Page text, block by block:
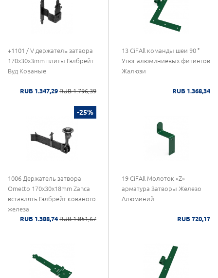
+1101 / V держатель затвора
170x30x3mm плиты Гэлбрейт
Вуд Кованые
RUB 1.347,29 RUB 1.796,39
13 CiFAll команды шеи 90 °
Утюг алюминиевых фитингов
Жалюзи
RUB 1.368,34
-25%
1006 Держатель затвора
Ometto 170x30x18mm Zanca
вставлять Гэлбрейт кованого
железа
RUB 1.388,74 RUB 1.851,67
19 CiFAll Молоток «Z»
арматура Затворы Железо
Алюминий
RUB 720,17